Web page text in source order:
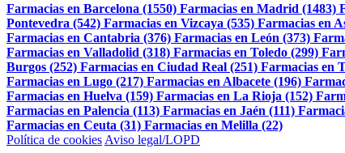
Farmacias en Barcelona (1550) Farmacias en Madrid (1483)
Pontevedra (542) Farmacias en Vizcaya (535) Farmacias en
Farmacias en Cantabria (376) Farmacias en León (373)
Farmacias en Valladolid (318) Farmacias en Toledo (299)
Burgos (252) Farmacias en Ciudad Real (251) Farmacias en
Farmacias en Lugo (217) Farmacias en Albacete (196)
Farmacias en Huelva (159) Farmacias en La Rioja (152)
Farmacias en Palencia (113) Farmacias en Jaén (111)
Farmacias en Ceuta (31) Farmacias en Melilla (22)
Política de cookies Aviso legal/LOPD